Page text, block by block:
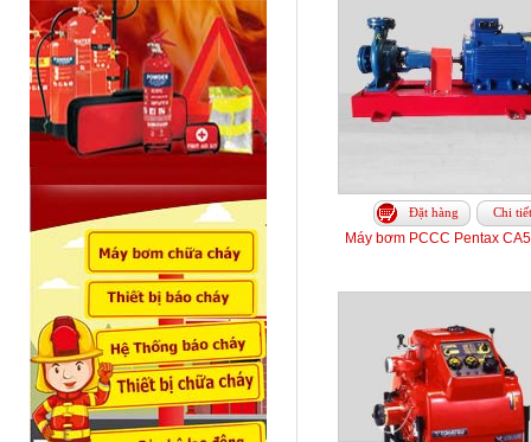
Đặt hàng Chi tiết
Máy bơm PCCC Pentax